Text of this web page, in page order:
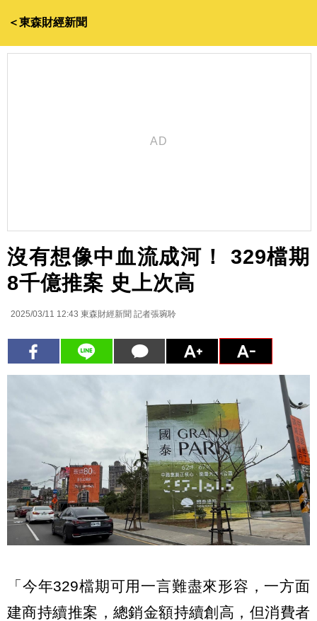
＜東森財經新聞
沒有想像中血流成河！ 329檔期
8千億推案 史上次高
2025/03/11 12:43 東森財經新聞 記者張琬聆
「今年329檔期可用一言難盡來形容，一方面
建商持續推案，總銷金額持續創高，但消費者